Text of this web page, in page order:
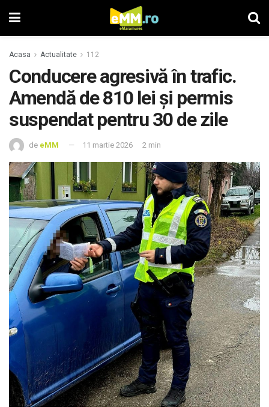
Acasa Actualitate 112
Conducere agresivă în trafic.
Amendă de 810 lei și permis
suspendat pentru 30 de zile
de eMM 11 martie 2026 2 min